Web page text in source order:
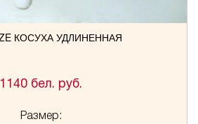
КОСУХА УДЛИНЕННАЯ
1140 бел. руб.
Размер: